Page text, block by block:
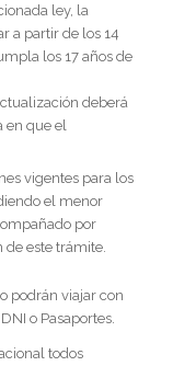
ley, la
a partir de los 14
los 17 años de
deberá
en que el
vigentes para los
el menor
por
este trámite.
podrán viajar con
o Pasaportes.
todos